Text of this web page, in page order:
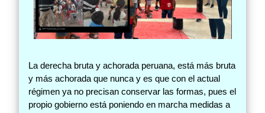
La derecha bruta y achorada peruana, está más bruta
y más achorada que nunca y es que con el actual
régimen ya no precisan conservar las formas, pues el
propio gobierno está poniendo en marcha medidas a